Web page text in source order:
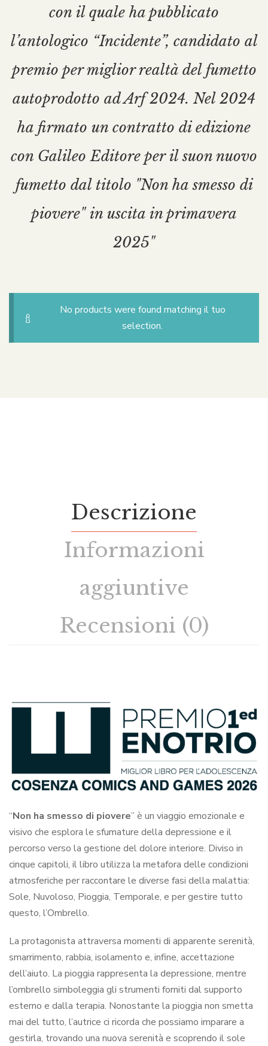
con il quale ha pubblicato
l’antologico “Incidente”, candidato al
premio per miglior realtà del fumetto
autoprodotto ad Arf 2024. Nel 2024
ha firmato un contratto di edizione
con Galileo Editore per il suon nuovo
fumetto dal titolo "Non ha smesso di
piovere" in uscita in primavera
2025"
No products were found matching il tuo
selection.
Descrizione
Informazioni
aggiuntive
Recensioni (0)
“Non ha smesso di piovere” è un viaggio emozionale e
visivo che esplora le sfumature della depressione e il
percorso verso la gestione del dolore interiore. Diviso in
cinque capitoli, il libro utilizza la metafora delle condizioni
atmosferiche per raccontare le diverse fasi della malattia:
Sole, Nuvoloso, Pioggia, Temporale, e per gestire tutto
questo, l’Ombrello.
La protagonista attraversa momenti di apparente serenità,
smarrimento, rabbia, isolamento e, infine, accettazione
dell’aiuto. La pioggia rappresenta la depressione, mentre
l’ombrello simboleggia gli strumenti forniti dal supporto
esterno e dalla terapia. Nonostante la pioggia non smetta
mai del tutto, l’autrice ci ricorda che possiamo imparare a
gestirla, trovando una nuova serenità e scoprendo il sole